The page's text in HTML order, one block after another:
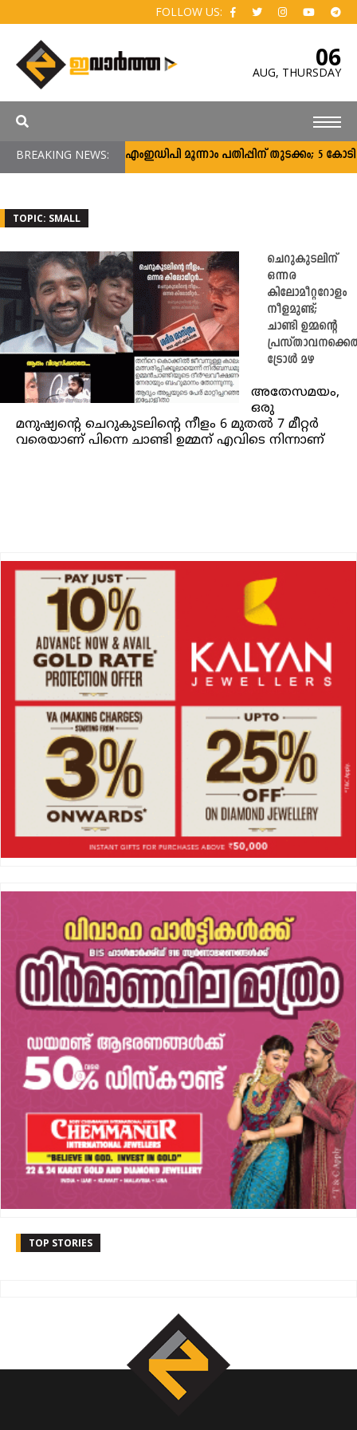
FOLLOW US:
06
AUG, THURSDAY
BREAKING NEWS:സി‌എംഇഡിപി മൂന്നാം പതിപ്പിന് തുടക്കം; 5 കോടി
TOPIC: SMALL
ചെറുകുടലിന്
ഒന്നര
കിലോമീറ്ററോളം
നീളമുണ്ട്‌;
ചാണ്ടി ഉമ്മന്റെ
ട്രോൾ മഴ
അതേസമയം,
ഒരു
മനുഷ്യന്റെ ചെറുകുടലിന്റെ നീളം 6 മുതൽ 7 മീറ്റർ
വരെയാണ് പിന്നെ ചാണ്ടി ഉമ്മന് എവിടെ നിന്നാണ്
TOP STORIES